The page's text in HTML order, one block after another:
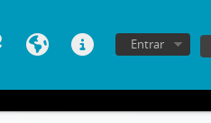
Entrar
49 - Carta de Jorge
51 - Carta de Jorge
52 - Carta manuscrita del Padre